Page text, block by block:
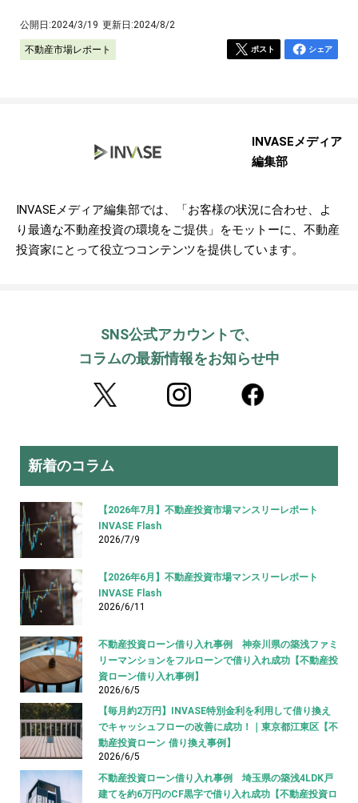
公開日:2024/3/19 更新日:2024/8/2
不動産市場レポート ポスト シェア
INVASEメディア
編集部
INVASEメディア編集部では、「お客様の状況に合わせ、よ
り最適な不動産投資の環境をご提供」をモットーに、不動産
投資家にとって役立つコンテンツを提供しています。
SNS公式アカウントで、
コラムの最新情報をお知らせ中
新着のコラム
【2026年7月】不動産投資市場マンスリーレポート
INVASE Flash
2026/7/9
【2026年6月】不動産投資市場マンスリーレポート
INVASE Flash
2026/6/11
不動産投資ローン借り入れ事例 神奈川県の築浅ファミ
リーマンションをフルローンで借り入れ成功【不動産投
資ローン借り入れ事例】
2026/6/5
【毎月約2万円】INVASE特別金利を利用して借り換え
でキャッシュフローの改善に成功！｜東京都江東区【不
動産投資ローン 借り換え事例】
2026/6/5
不動産投資ローン借り入れ事例 埼玉県の築浅4LDK戸
建てを約6万円のCF黒字で借り入れ成功【不動産投資ロ